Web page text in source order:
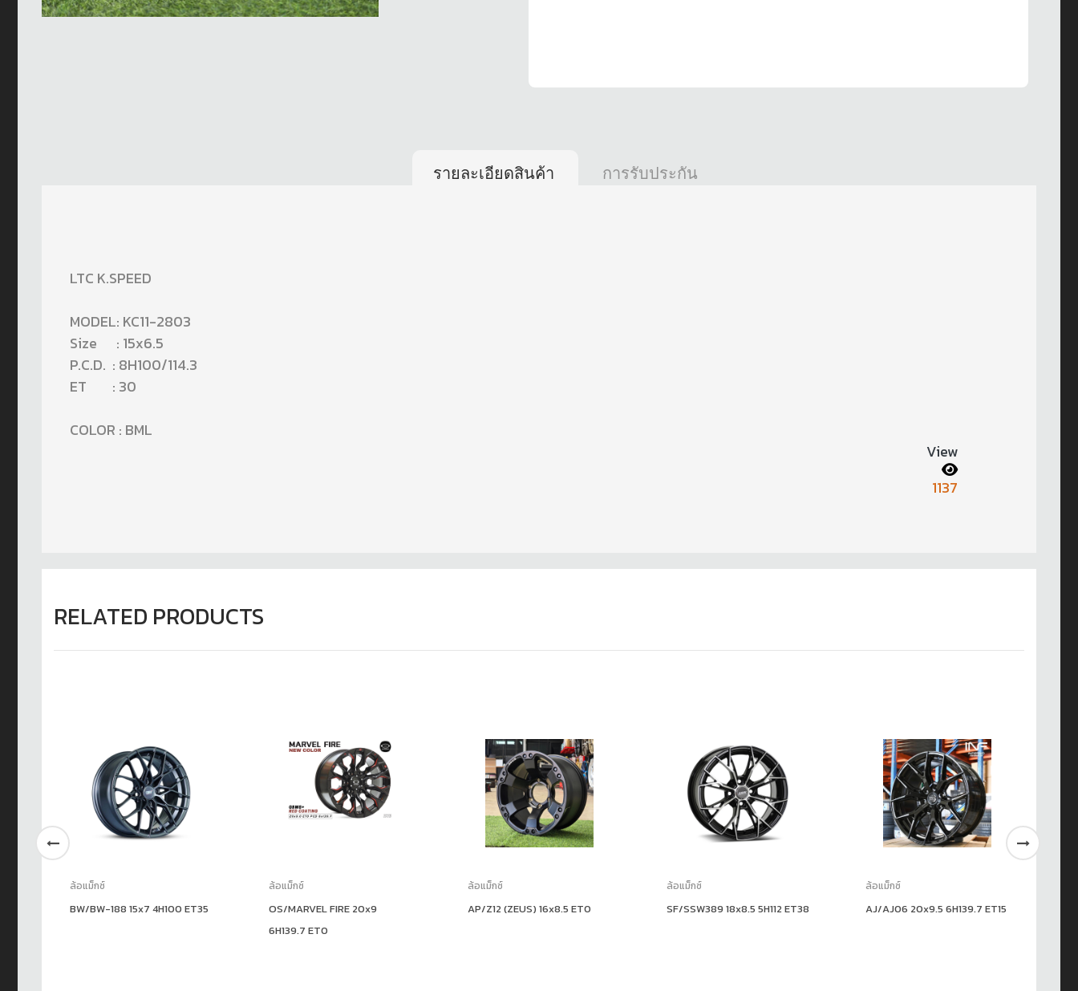
รายละเอียดสินค้า การรับประกัน
LTC K.SPEED
MODEL: KC11-2803
Size : 15x6.5
P.C.D. : 8H100/114.3
ET : 30
COLOR : BML
View
1137
RELATED PRODUCTS
ล้อแม็กซ์
BW/BW-188 15x7 4H100 ET35
ล้อแม็กซ์
OS/MARVEL FIRE 20x9
6H139.7 ET0
ล้อแม็กซ์
AP/Z12 (ZEUS) 16x8.5 ET0
ล้อแม็กซ์
SF/SSW389 18x8.5 5H112 ET38
ล้อแม็กซ์
AJ/AJ06 20x9.5 6H139.7 ET15